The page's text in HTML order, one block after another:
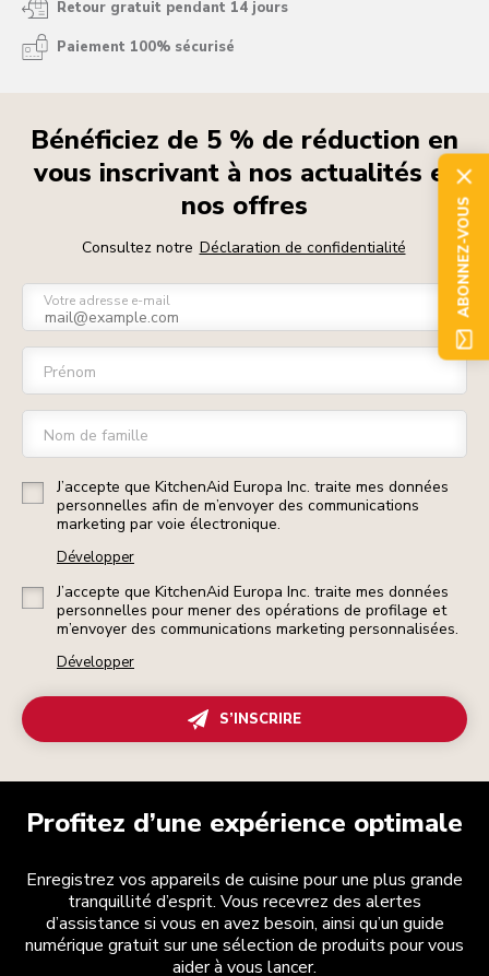
Retour gratuit pendant 14 jours
Paiement 100% sécurisé
Bénéficiez de 5 % de réduction en
vous inscrivant à nos actualités et
nos offres
Consultez notre Déclaration de confidentialité
Votre adresse e-mail
Prénom
Nom de famille
J’accepte que KitchenAid Europa Inc. traite mes données
personnelles afin de m’envoyer des communications
marketing par voie électronique.
Développer
J’accepte que KitchenAid Europa Inc. traite mes données
personnelles pour mener des opérations de profilage et
m’envoyer des communications marketing personnalisées.
Développer
S’INSCRIRE
Profitez d’une expérience optimale
Enregistrez vos appareils de cuisine pour une plus grande
tranquillité d’esprit. Vous recevrez des alertes
d’assistance si vous en avez besoin, ainsi qu’un guide
numérique gratuit sur une sélection de produits pour vous
aider à vous lancer.
ABONNEZ-VOUS